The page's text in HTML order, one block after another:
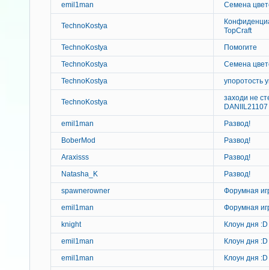
emil1man
Семена
TechnoKostya
TopCraft
TechnoKostya
Помогите
TechnoKostya
Семена
TechnoKostya
упоротость
TechnoKostya
заходи не
DANIIL21107
emil1man
Развод!
BoberMod
Развод!
Araxisss
Развод!
Natasha_K
Развод!
spawnerowner
Форумная
emil1man
Форумная
knight
Клоун дня :D
emil1man
Клоун дня :D
emil1man
Клоун дня :D